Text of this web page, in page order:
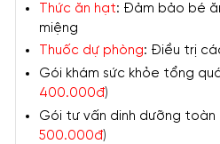
Thức ăn hạt: Đảm bảo bé
miệng
Thuốc dự phòng: Điều trị
Gói khám sức khỏe tổng
400.000đ)
Gói tư vấn dinh dưỡng toàn
500.000đ)